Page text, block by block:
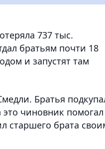
737 тыс.
братьям почти 18
и запустят там
Братья
чиновник помогал
старшего брата